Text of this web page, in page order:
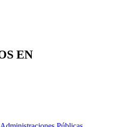
EN